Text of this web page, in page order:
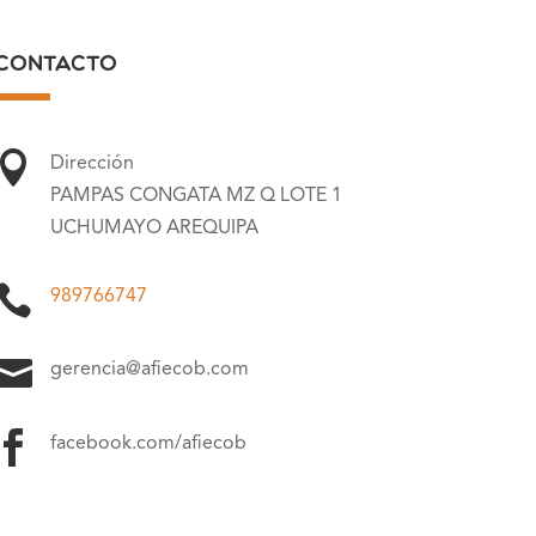
Dirección
PAMPAS CONGATA MZ Q LOTE 1
UCHUMAYO AREQUIPA
989766747
gerencia@afiecob.com
facebook.com/afiecob